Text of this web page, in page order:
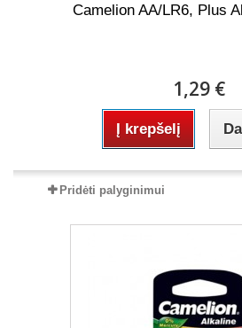
Camelion AA/LR6, Plus
1,29 €
Į krepšelį
Pridėti palyginimui